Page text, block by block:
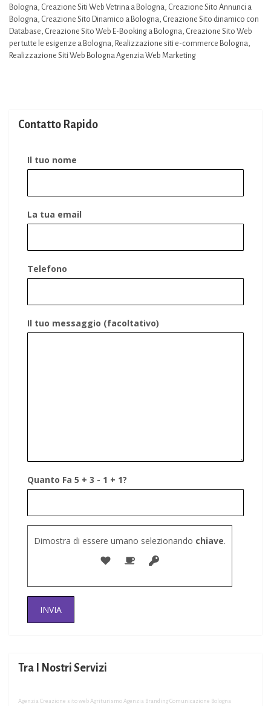
Bologna, Creazione Siti Web Vetrina a Bologna, Creazione Sito Annunci a
Bologna, Creazione Sito Dinamico a Bologna, Creazione Sito dinamico con
Database, Creazione Sito Web E-Booking a Bologna, Creazione Sito Web
per tutte le esigenze a Bologna, Realizzazione siti e-commerce Bologna,
Realizzazione Siti Web Bologna Agenzia Web Marketing
Contatto Rapido
Il tuo nome
La tua email
Telefono
Il tuo messaggio (facoltativo)
Quanto Fa 5 + 3 - 1 + 1?
Dimostra di essere umano selezionando chiave.
Tra I Nostri Servizi
Agenzia Creazione sito web Agriturismo Agenzia Branding Comunicazione Bologna